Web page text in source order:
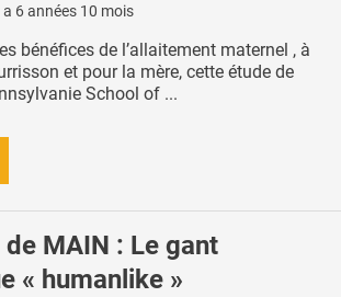
a 6 années 10 mois
bénéfices de l’allaitement maternel , à
et pour la mère, cette étude de
School of ...
de MAIN : Le gant
« humanlike »